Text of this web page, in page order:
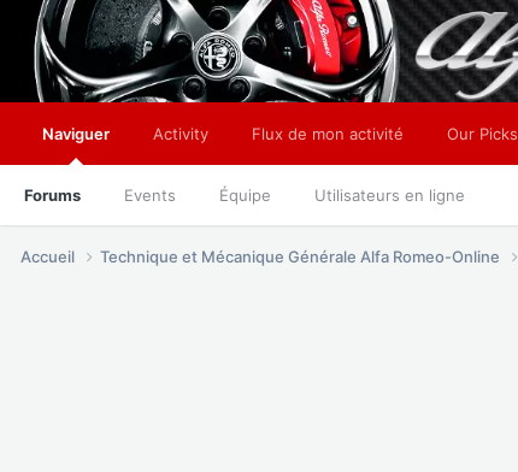
Naviguer
Forums Events Équipe Utilisateurs en ligne
Activity Flux de mon activité Our Picks
Accueil Technique et Mécanique Générale Alfa Romeo-Online